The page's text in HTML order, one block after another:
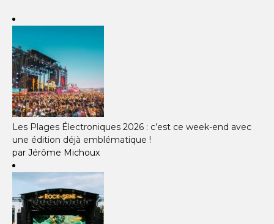
Les Plages Électroniques 2026 : c’est ce week-end avec
une édition déjà emblématique !
par Jérôme Michoux